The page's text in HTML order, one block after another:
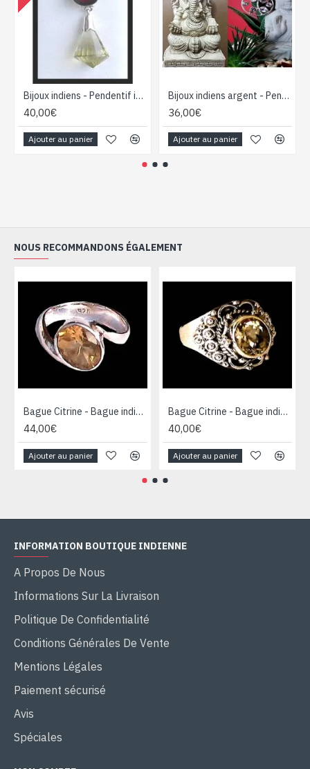
Bijoux indiens - Pendentif indien Grenat et Citrine
40,00€
Ajouter au panier
Bijoux indiens argent - Pendentif indien Améthyste
36,00€
Ajouter au panier
NOUS RECOMMANDONS ÉGALEMENT
Bague Citrine - Bague indienne - Bijoux indiens
44,00€
Ajouter au panier
Bague Citrine - Bague indienne - Bijoux indiens
40,00€
Ajouter au panier
INFORMATION BOUTIQUE INDIENNE
A Propos De Nous
Informations Sur La Livraison
Politique De Confidentialité
Conditions Générales De Vente
Mentions Légales
Paiement sécurisé
Avis
Spéciales